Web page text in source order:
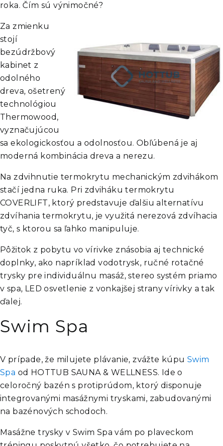
roka. Čím sú výnimočné?
Za zmienku
stojí
bezúdržbový
kabinet z
odolného
dreva, ošetrený
technológiou
Thermowood,
vyznačujúcou
sa ekologickosťou a odolnosťou. Obľúbená je aj
moderná kombinácia dreva a nerezu.
Na zdvihnutie termokrytu mechanickým zdvihákom
stačí jedna ruka. Pri zdviháku termokrytu
COVERLIFT, ktorý predstavuje ďalšiu alternatívu
zdvíhania termokrytu, je využitá nerezová zdvíhacia
tyč, s ktorou sa ľahko manipuluje.
Pôžitok z pobytu vo vírivke znásobia aj technické
doplnky, ako napríklad vodotrysk, ručné rotačné
trysky pre individuálnu masáž, stereo systém priamo
v spa, LED osvetlenie z vonkajšej strany vírivky a tak
ďalej.
Swim Spa
V prípade, že milujete plávanie, zvážte kúpu Swim
Spa od HOTTUB SAUNA & WELLNESS. Ide o
celoročný bazén s protiprúdom, ktorý disponuje
integrovanými masážnymi tryskami, zabudovanými
na bazénových schodoch.
Masážne trysky v Swim Spa vám po plaveckom